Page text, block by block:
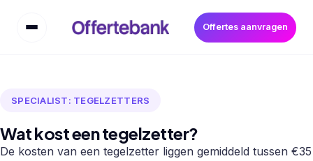
Offertes aanvragen
SPECIALIST: TEGELZETTERS
Wat kost een tegelzetter?
De kosten van een tegelzetter liggen gemiddeld tussen €35